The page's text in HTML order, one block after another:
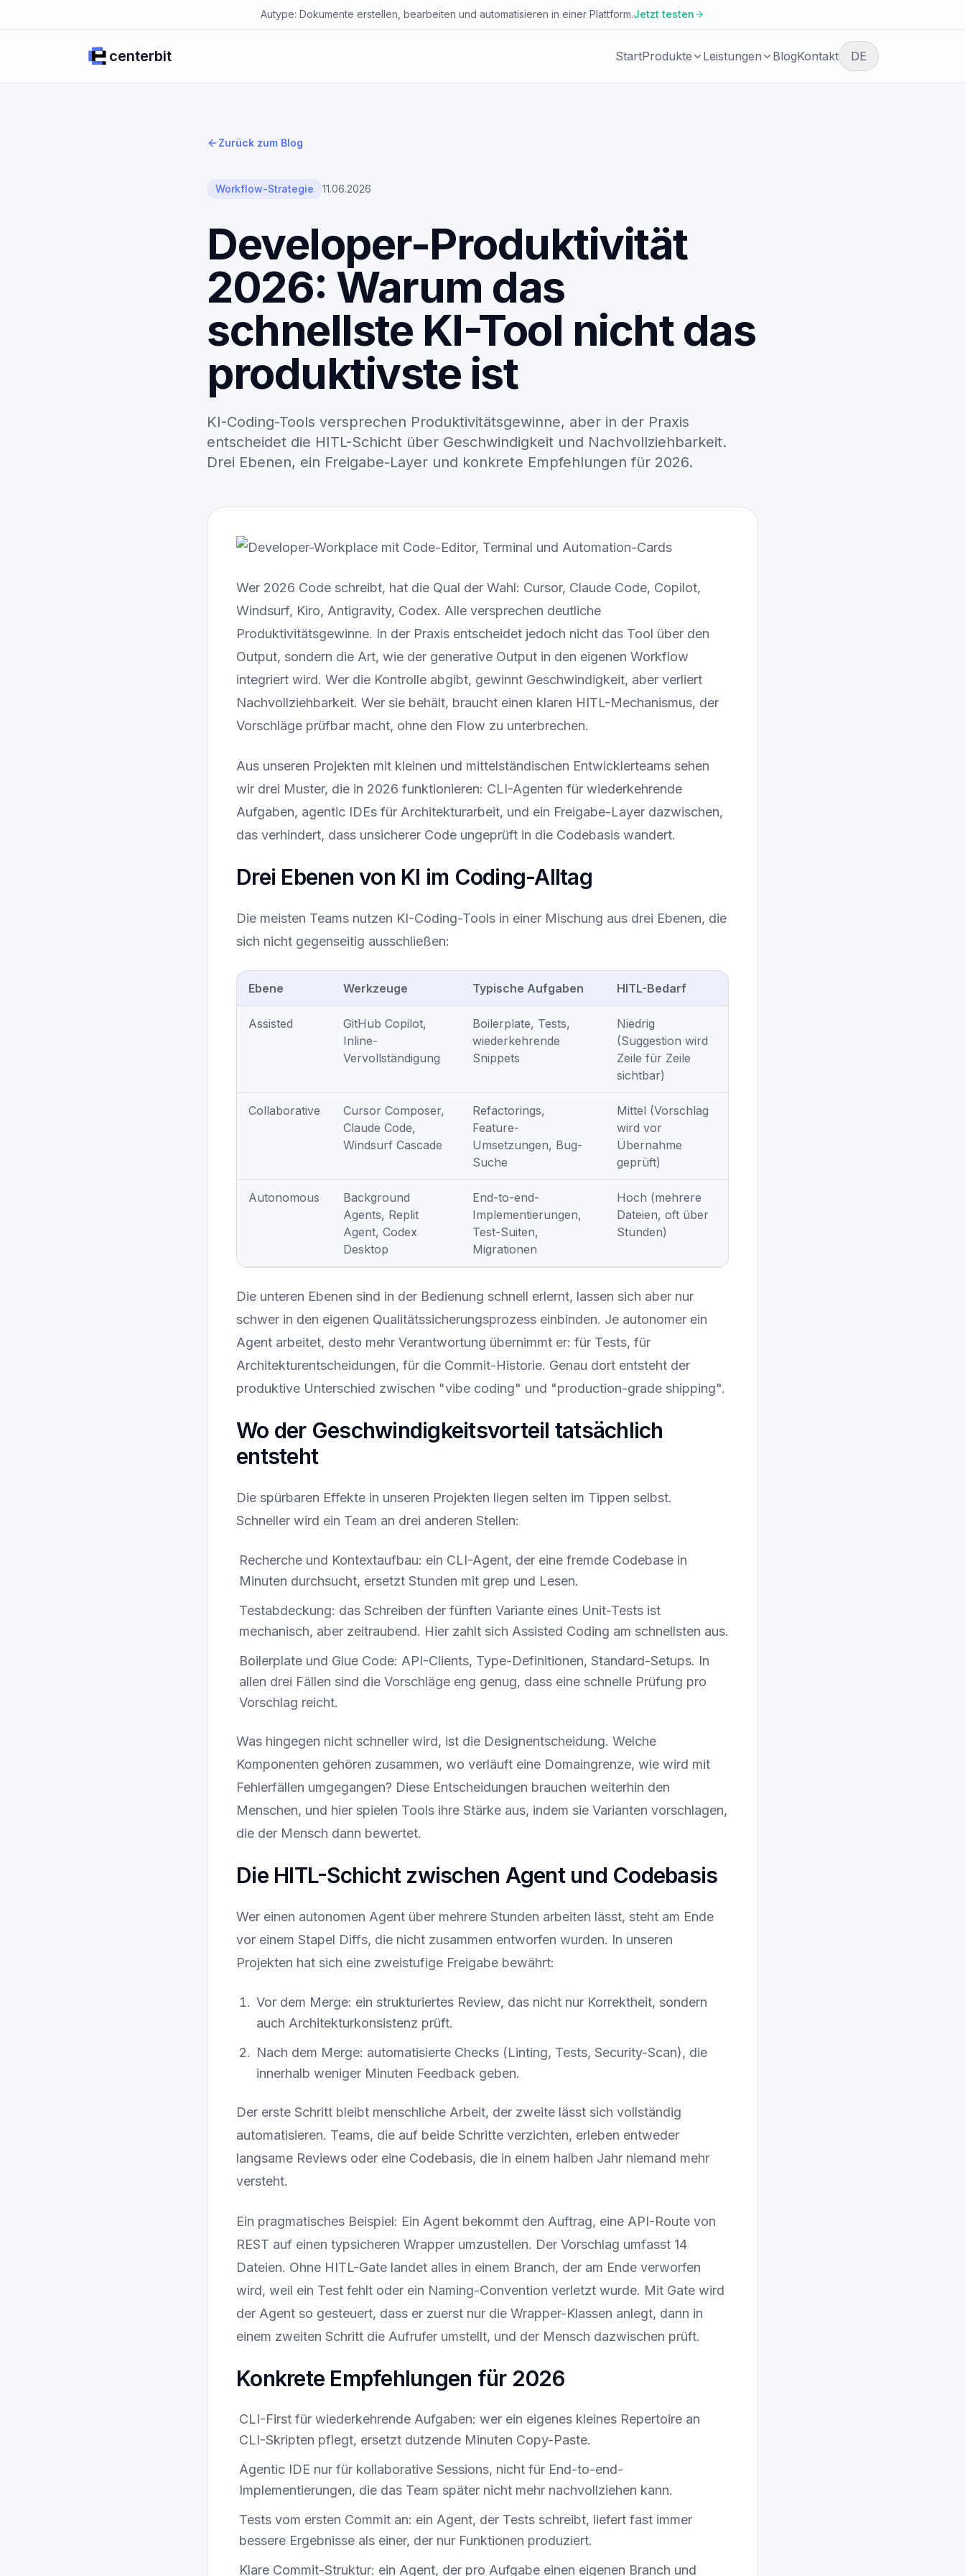
Autype: Dokumente erstellen, bearbeiten und automatisieren in einer Plattform.Jetzt testen
centerbit StartProdukte
Enterprise Knowledge Base
JsonCut Media
Json2doc Documents
Produktseiten öffnen
Leistungen
Integrationen
Dokument-
Automatisierung
Betrieb & Wartung
Management
Logistik, Spedition
Bauzulieferer
Handwerk, SHK,
BlogKontakt DE
Zurück zum Blog
Workflow-Strategie 11.06.2026
Developer-Produktivität
2026: Warum das
schnellste KI-Tool nicht das
produktivste ist
KI-Coding-Tools versprechen Produktivitätsgewinne, aber in der Praxis
entscheidet die HITL-Schicht über Geschwindigkeit und Nachvollziehbarkeit.
Drei Ebenen, ein Freigabe-Layer und konkrete Empfehlungen für 2026.
Wer 2026 Code schreibt, hat die Qual der Wahl: Cursor, Claude Code, Copilot,
Windsurf, Kiro, Antigravity, Codex. Alle versprechen deutliche
Produktivitätsgewinne. In der Praxis entscheidet jedoch nicht das Tool über den
Output, sondern die Art, wie der generative Output in den eigenen Workflow
integriert wird. Wer die Kontrolle abgibt, gewinnt Geschwindigkeit, aber verliert
Nachvollziehbarkeit. Wer sie behält, braucht einen klaren HITL-Mechanismus, der
Vorschläge prüfbar macht, ohne den Flow zu unterbrechen.
Aus unseren Projekten mit kleinen und mittelständischen Entwicklerteams sehen
wir drei Muster, die in 2026 funktionieren: CLI-Agenten für wiederkehrende
Aufgaben, agentic IDEs für Architekturarbeit, und ein Freigabe-Layer dazwischen,
das verhindert, dass unsicherer Code ungeprüft in die Codebasis wandert.
Drei Ebenen von KI im Coding-Alltag
Die meisten Teams nutzen KI-Coding-Tools in einer Mischung aus drei Ebenen, die
sich nicht gegenseitig ausschließen:
Ebene Werkzeuge Typische Aufgaben HITL-Bedarf
Assisted
GitHub Copilot,
Inline-
Vervollständigung
Boilerplate, Tests,
wiederkehrende
Snippets
Niedrig
(Suggestion wird
Zeile für Zeile
sichtbar)
Collaborative
Cursor Composer,
Claude Code,
Windsurf Cascade
Refactorings,
Feature-
Umsetzungen, Bug-
Suche
Mittel (Vorschlag
wird vor
Übernahme
geprüft)
Autonomous
Background
Agents, Replit
Agent, Codex
Desktop
End-to-end-
Implementierungen,
Test-Suiten,
Migrationen
Hoch (mehrere
Dateien, oft über
Stunden)
Die unteren Ebenen sind in der Bedienung schnell erlernt, lassen sich aber nur
schwer in den eigenen Qualitätssicherungsprozess einbinden. Je autonomer ein
Agent arbeitet, desto mehr Verantwortung übernimmt er: für Tests, für
Architekturentscheidungen, für die Commit-Historie. Genau dort entsteht der
produktive Unterschied zwischen "vibe coding" und "production-grade shipping".
Wo der Geschwindigkeitsvorteil tatsächlich
entsteht
Die spürbaren Effekte in unseren Projekten liegen selten im Tippen selbst.
Schneller wird ein Team an drei anderen Stellen:
Recherche und Kontextaufbau: ein CLI-Agent, der eine fremde Codebase in
Minuten durchsucht, ersetzt Stunden mit grep und Lesen.
Testabdeckung: das Schreiben der fünften Variante eines Unit-Tests ist
mechanisch, aber zeitraubend. Hier zahlt sich Assisted Coding am schnellsten aus.
Boilerplate und Glue Code: API-Clients, Type-Definitionen, Standard-Setups. In
allen drei Fällen sind die Vorschläge eng genug, dass eine schnelle Prüfung pro
Vorschlag reicht.
Was hingegen nicht schneller wird, ist die Designentscheidung. Welche
Komponenten gehören zusammen, wo verläuft eine Domaingrenze, wie wird mit
Fehlerfällen umgegangen? Diese Entscheidungen brauchen weiterhin den
Menschen, und hier spielen Tools ihre Stärke aus, indem sie Varianten vorschlagen,
die der Mensch dann bewertet.
Die HITL-Schicht zwischen Agent und Codebasis
Wer einen autonomen Agent über mehrere Stunden arbeiten lässt, steht am Ende
vor einem Stapel Diffs, die nicht zusammen entworfen wurden. In unseren
Projekten hat sich eine zweistufige Freigabe bewährt:
Vor dem Merge: ein strukturiertes Review, das nicht nur Korrektheit, sondern
auch Architekturkonsistenz prüft.
Nach dem Merge: automatisierte Checks (Linting, Tests, Security-Scan), die
innerhalb weniger Minuten Feedback geben.
Der erste Schritt bleibt menschliche Arbeit, der zweite lässt sich vollständig
automatisieren. Teams, die auf beide Schritte verzichten, erleben entweder
langsame Reviews oder eine Codebasis, die in einem halben Jahr niemand mehr
versteht.
Ein pragmatisches Beispiel: Ein Agent bekommt den Auftrag, eine API-Route von
REST auf einen typsicheren Wrapper umzustellen. Der Vorschlag umfasst 14
Dateien. Ohne HITL-Gate landet alles in einem Branch, der am Ende verworfen
wird, weil ein Test fehlt oder ein Naming-Convention verletzt wurde. Mit Gate wird
der Agent so gesteuert, dass er zuerst nur die Wrapper-Klassen anlegt, dann in
einem zweiten Schritt die Aufrufer umstellt, und der Mensch dazwischen prüft.
Konkrete Empfehlungen für 2026
CLI-First für wiederkehrende Aufgaben: wer ein eigenes kleines Repertoire an
CLI-Skripten pflegt, ersetzt dutzende Minuten Copy-Paste.
Agentic IDE nur für kollaborative Sessions, nicht für End-to-end-
Implementierungen, die das Team später nicht mehr nachvollziehen kann.
Tests vom ersten Commit an: ein Agent, der Tests schreibt, liefert fast immer
bessere Ergebnisse als einer, der nur Funktionen produziert.
Klare Commit-Struktur: ein Agent, der pro Aufgabe einen eigenen Branch und